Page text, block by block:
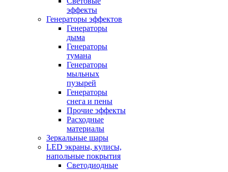
эффекты
Генераторы эффектов
Генераторы
дыма
Генераторы
тумана
Генераторы
мыльных
пузырей
Генераторы
снега и пены
Прочие эффекты
Расходные
материалы
Зеркальные шары
LED экраны, кулисы,
напольные покрытия
Светодиодные